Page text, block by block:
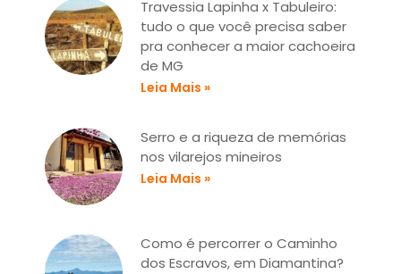
Travessia Lapinha x Tabuleiro:
tudo o que você precisa saber
pra conhecer a maior cachoeira
de MG
Leia Mais »
Serro e a riqueza de memórias
nos vilarejos mineiros
Leia Mais »
Como é percorrer o Caminho
dos Escravos, em Diamantina?